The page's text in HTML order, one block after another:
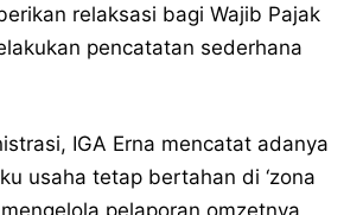
relaksasi bagi Wajib Pajak
pencatatan sederhana
IGA Erna mencatat adanya
usaha tetap bertahan di ‘zona